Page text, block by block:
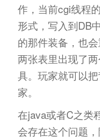
作，当前cgi线程
形式，写入到DB
的那件装备，也
两张表里出现了
具。玩家就可以
家。
在java或者C之类
会存在这个问题